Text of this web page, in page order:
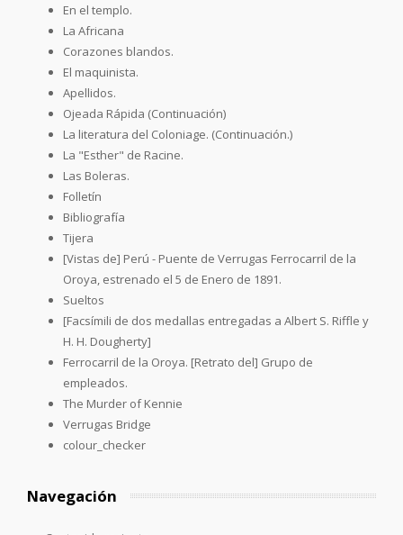
En el templo.
La Africana
Corazones blandos.
El maquinista.
Apellidos.
Ojeada Rápida (Continuación)
La literatura del Coloniage. (Continuación.)
La "Esther" de Racine.
Las Boleras.
Folletín
Bibliografía
Tijera
[Vistas de] Perú - Puente de Verrugas Ferrocarril de la
Oroya, estrenado el 5 de Enero de 1891.
Sueltos
[Facsímili de dos medallas entregadas a Albert S. Riffle y
H. H. Dougherty]
Ferrocarril de la Oroya. [Retrato del] Grupo de
empleados.
The Murder of Kennie
Verrugas Bridge
colour_checker
Navegación